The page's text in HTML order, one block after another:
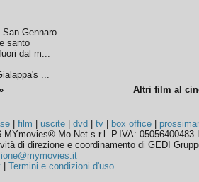
Gennaro
santo
dal m...
...
Altri film al
|film |uscite |dvd |tv box office
MYmovies® Mo-Net s.r.l. P.IVA: 05056400483
di direzione e coordinamento di GEDI
|Termini e condizioni d'uso